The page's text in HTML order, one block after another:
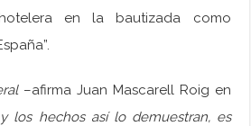
en la bautizada como
–afirma Juan Mascarell Roig en
y los hechos así lo demuestran, es